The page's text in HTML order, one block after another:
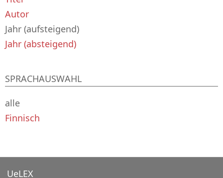
Autor
Jahr (aufsteigend)
Jahr (absteigend)
SPRACHAUSWAHL
alle
Finnisch
UeLEX